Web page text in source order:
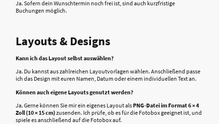
Ja. Sofern dein Wunschtermin noch frei ist, sind auch kurzfristige
Buchungen möglich.
Layouts & Designs
Kann ich das Layout selbst auswählen?
Ja. Du kannst aus zahlreichen Layoutvorlagen wählen. Anschließend passe
ich das Design mit euren Namen, Datum oder einem individuellen Text an.
Können auch eigene Layouts genutzt werden?
Ja. Gerne können Sie mir ein eigenes Layout als PNG-Datei im Format 6 × 4
Zoll (10 × 15 cm)zusenden. Ich prüfe, ob es für die Fotobox geeignet ist, und
spiele es anschließend auf die Fotobox auf.